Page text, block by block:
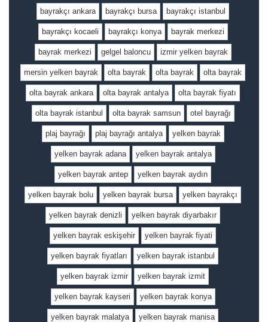
bayrakçı ankara bayrakçı bursa bayrakçı istanbul
bayrakçı kocaeli bayrakçı konya bayrak merkezi
bayrak merkezi gelgel baloncu izmir yelken bayrak
mersin yelken bayrak olta bayrak olta bayrak olta bayrak
olta bayrak ankara olta bayrak antalya olta bayrak fiyatı
olta bayrak istanbul olta bayrak samsun otel bayrağı
plaj bayrağı plaj bayrağı antalya yelken bayrak
yelken bayrak adana yelken bayrak antalya
yelken bayrak antep yelken bayrak aydın
yelken bayrak bolu yelken bayrak bursa yelken bayrakçı
yelken bayrak denizli yelken bayrak diyarbakır
yelken bayrak eskişehir yelken bayrak fiyati
yelken bayrak fiyatları yelken bayrak istanbul
yelken bayrak izmir yelken bayrak izmit
yelken bayrak kayseri yelken bayrak konya
yelken bayrak malatya yelken bayrak manisa